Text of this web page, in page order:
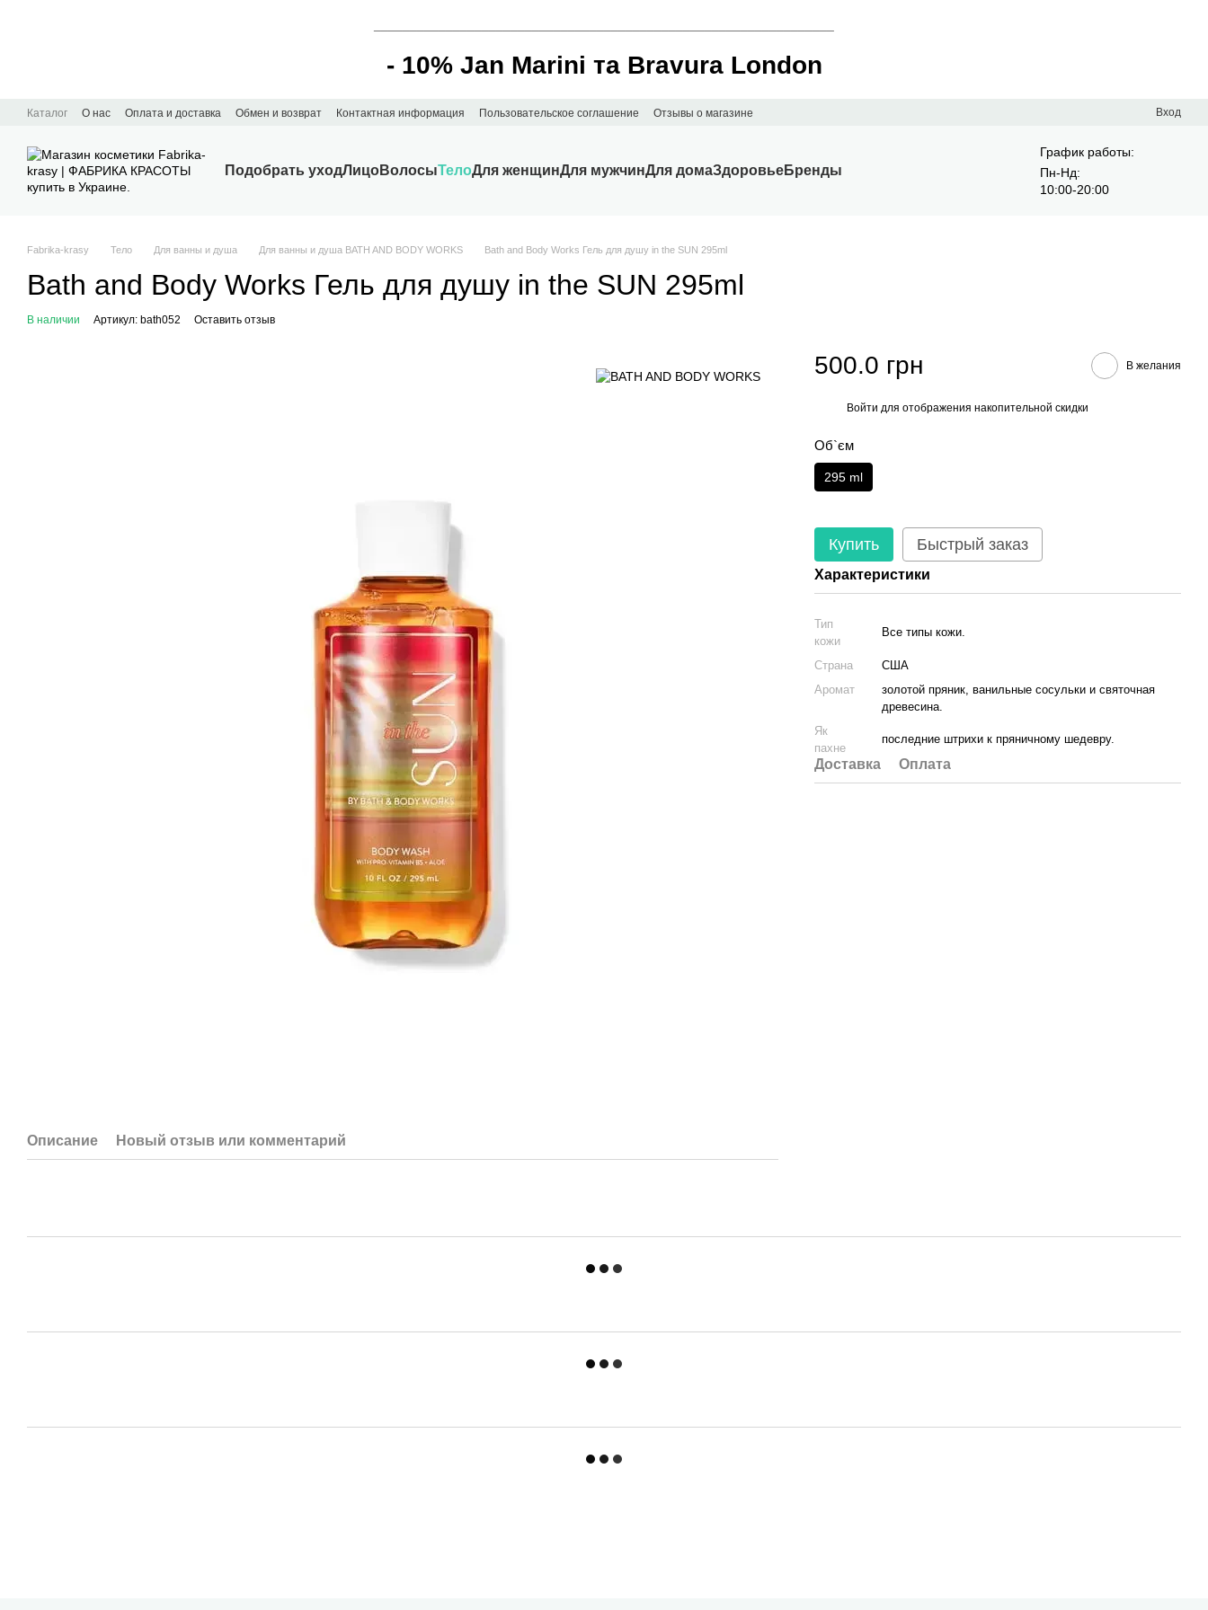
- 10% Jan Marini та Bravura London
Перейти к основному контенту
Каталог О нас Оплата и доставка Обмен и возврат Контактная информация Пользовательское соглашение Отзывы о магазине Вход
Подобрать уходЛицоВолосыТелоДля женщинДля мужчинДля домаЗдоровьеБренды
График работы:
Пн-Нд:
10:00-20:00
Fabrika-krasy Тело Для ванны и душа Для ванны и душа BATH AND BODY WORKS Bath and Body Works Гель для душу in the SUN 295ml
Bath and Body Works Гель для душу in the SUN 295ml
В наличии Артикул: bath052 Оставить отзыв
Описание Новый отзыв или комментарий
500.0 грн В желания
Войти для отображения накопительной скидки
Об`єм
295 ml
Купить Быстрый заказ
Характеристики
Тип
кожи
Все типы кожи.
Страна
США
Аромат
золотой пряник, ванильные сосульки и святочная
древесина.
Як
пахне
последние штрихи к пряничному шедевру.
Доставка Оплата